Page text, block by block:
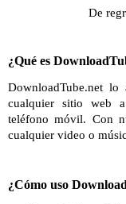
De
¿Qué es
DownloadTube.net lo
cualquier sitio web
teléfono móvil. Con
cualquier video o
¿Cómo uso